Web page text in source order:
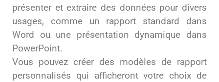
présenter et extraire des données pour divers
usages, comme un rapport standard dans
Word ou une présentation dynamique dans
PowerPoint.
Vous pouvez créer des modèles de rapport
personnalisés qui afficheront votre choix de